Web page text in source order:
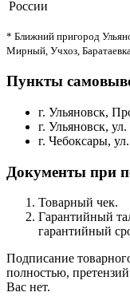
России
* Ближний пригород
Мирный, Учхоз,
Пункты
г. Ульяновск,
г. Ульяновск,
г. Чебоксары,
Документы при
Товарный чек.
Гарантийный
гарантийный
Подписание
полностью,
Вас нет.